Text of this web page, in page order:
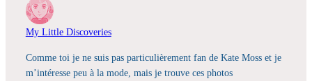
My Little Discoveries
Comme toi je ne suis pas particulièrement fan de Kate Moss et je
m’intéresse peu à la mode, mais je trouve ces photos